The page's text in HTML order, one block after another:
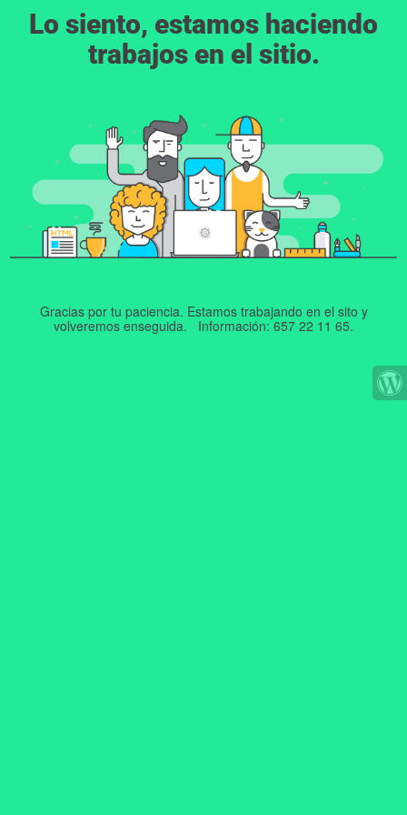
Lo siento, estamos haciendo
trabajos en el sitio.
Gracias por tu paciencia. Estamos trabajando en el sito y
volveremos enseguida. Información: 657 22 11 65.